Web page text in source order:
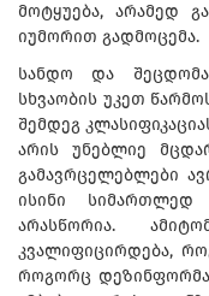
მოტყუება, არამედ
იუმორით გადმოცემა.
სანდო და
სხვაობის უკეთ
შემდეგ
არის უნებლიე
გამავრცელებლები
ისინი სიმართლედ
არასწორია.
კვალიფიცირდება,
როგორც